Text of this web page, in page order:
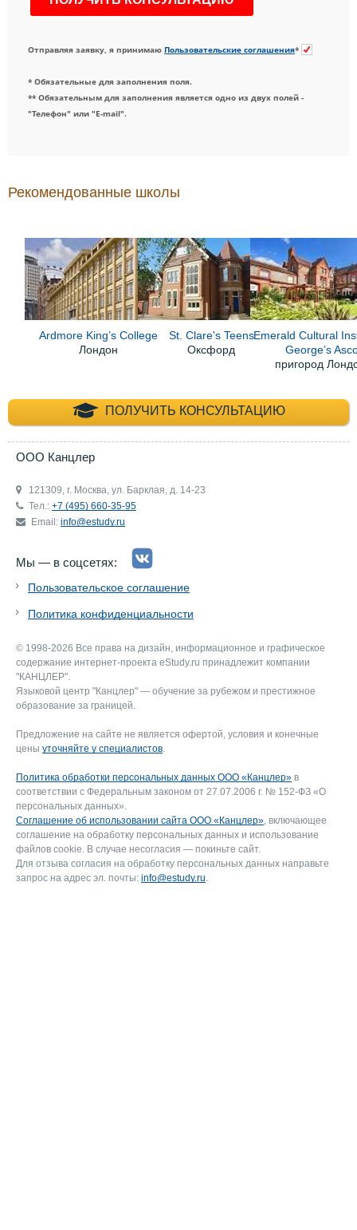
Отправляя заявку, я принимаю Пользовательские соглашения*
* Обязательные для заполнения поля.
** Обязательным для заполнения является одно из двух полей -
"Телефон" или "E-mail".
Рекомендованные школы
Ardmore King’s College
Лондон
St. Clare's Teens
Оксфорд
Emerald Cultural
George’s
пригород
ПОЛУЧИТЬ КОНСУЛЬТАЦИЮ
+7 (495) 660-35-
ООО Канцлер
121309, г. Москва, ул. Барклая, д. 14-23
Тел.: +7 (495) 660-35-95
Email: info@estudy.ru
Мы — в соцсетях:
Пользовательское соглашение
Политика конфиденциальности
© 1998-2026 Все права на дизайн, информационное и графическое
содержание интернет-проекта eStudy.ru принадлежит компании
"КАНЦЛЕР".
Языковой центр "Канцлер" — обучение за рубежом и престижное
образование за границей.
Предложение на сайте не является офертой, условия и конечные
цены уточняйте у специалистов.
Политика обработки персональных данных ООО «Канцлер» в
соответствии с Федеральным законом от 27.07.2006 г. № 152-ФЗ «О
персональных данных».
Соглашение об использовании сайта ООО «Канцлер», включающее
соглашение на обработку персональных данных и использование
файлов cookie. В случае несогласия — покиньте сайт.
Для отзыва согласия на обработку персональных данных направьте
запрос на адрес эл. почты: info@estudy.ru.